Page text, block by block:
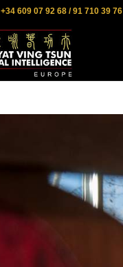
+34 609 07 92 68 / 91 710 39 76